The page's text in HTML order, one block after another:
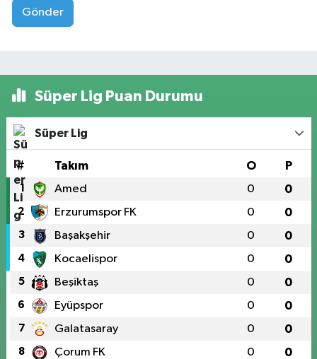
Gönder
Süper Lig Puan Durumu
Süper Lig
# Takım O P
1 Amed 0 0
2 Erzurumspor FK 0 0
3 Başakşehir 0 0
4 Kocaelispor 0 0
5 Beşiktaş 0 0
6 Eyüpspor 0 0
7 Galatasaray 0 0
8 Çorum FK 0 0